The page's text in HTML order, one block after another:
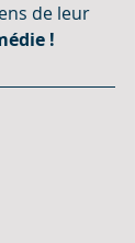
de leur
!